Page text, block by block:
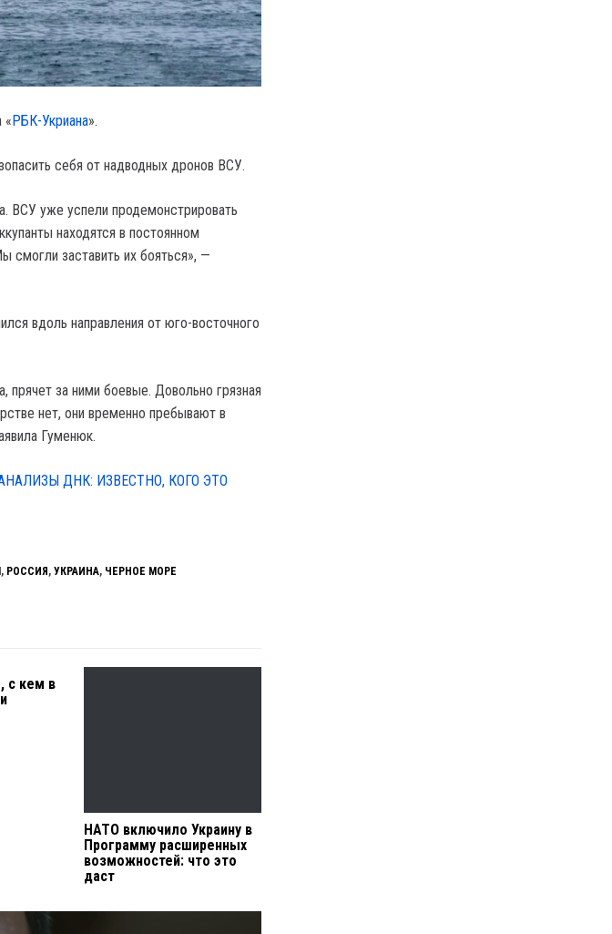
«РБК-Укриана».
себя от надводных дронов ВСУ.
ВСУ уже успели продемонстрировать
находятся в постоянном
смогли заставить их бояться», —
вдоль направления от юго-восточного
прячет за ними боевые. Довольно грязная
нет, они временно пребывают в
Гуменюк.
ДНК: ИЗВЕСТНО, КОГО ЭТО
, РОССИЯ, УКРАИНА, ЧЕРНОЕ МОРЕ
с кем в
НАТО включило Украину в
Программу расширенных
возможностей: что это
даст